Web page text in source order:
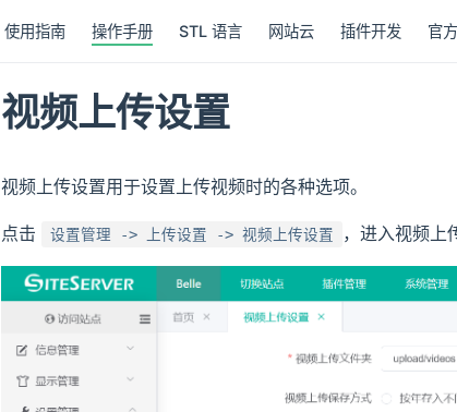
使用指南 操作手册 STL 语言 网站云 插件开发 官
视频上传设置
视频上传设置用于设置上传视频时的各种选项。
点击 设置管理 -> 上传设置 -> 视频上传设置 ，进入视频上